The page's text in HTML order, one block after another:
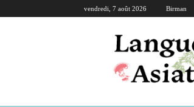
vendredi, 7 août 2026 Birman